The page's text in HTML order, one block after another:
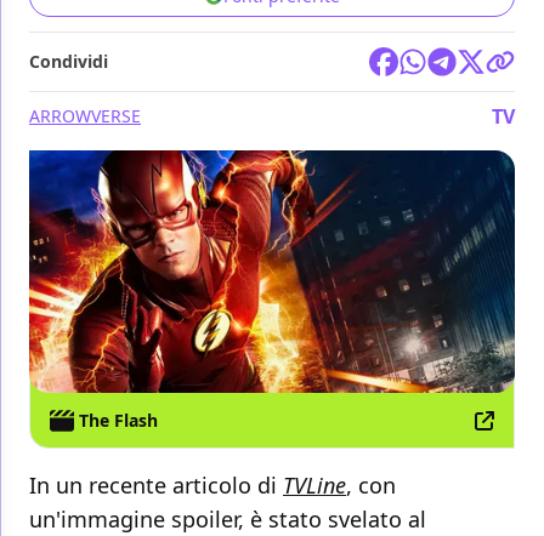
Condividi
ARROWVERSE TV
The Flash
In un recente articolo di TVLine, con
un'immagine spoiler, è stato svelato al